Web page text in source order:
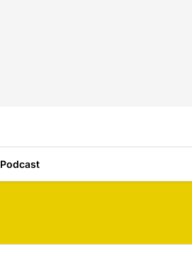
Podcast